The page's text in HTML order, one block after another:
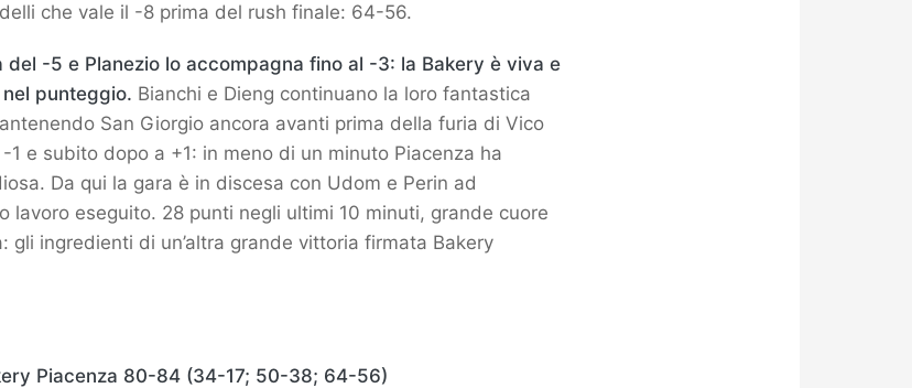
che vale il -8 prima del rush finale: 64-56.
-5 e Planezio lo accompagna fino al -3: la Bakery è viva e
punteggio. Bianchi e Dieng continuano la loro fantastica
San Giorgio ancora avanti prima della furia di Vico
e subito dopo a +1: in meno di un minuto Piacenza ha
Da qui la gara è in discesa con Udom e Perin ad
lavoro eseguito. 28 punti negli ultimi 10 minuti, grande cuore
gli ingredienti di un’altra grande vittoria firmata Bakery
Piacenza 80-84 (34-17; 50-38; 64-56)